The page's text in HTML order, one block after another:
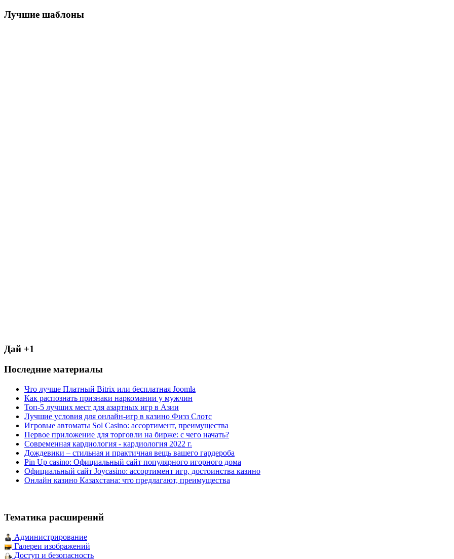
Лучшие шаблоны
Дай +1
Последние материалы
Что лучше Платный Bitrix или бесплатная Joomla
Как распознать признаки наркомании у мужчин
Топ-5 лучших мест для азартных игр в Азии
Лучшие условия для онлайн-игр в казино Физз Слотс
Игровые автоматы Sol Casino: ассортимент, преимущества
Первое приложение для торговли на бирже: с чего начать?
Современная кардиология - кардиология 2022 г.
Дождевики – стильная и практичная вещь вашего гардероба
Pin Up casino: Официальный сайт популярного игорного дома
Официальный сайт Joycasino: ассортимент игр, достоинства казино
Онлайн казино Казахстана: что предлагают, преимущества
Тематика расширений
Администрирование
Галереи изображений
Доступ и безопасность